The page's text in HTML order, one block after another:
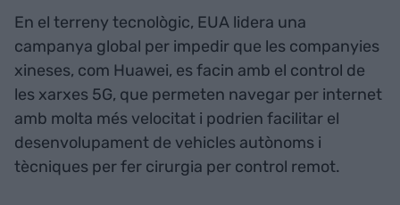
En el terreny tecnològic, EUA lidera una
campanya global per impedir que les companyies
xineses, com Huawei, es facin amb el control de
les xarxes 5G, que permeten navegar per internet
amb molta més velocitat i podrien facilitar el
desenvolupament de vehicles autònoms i
tècniques per fer cirurgia per control remot.